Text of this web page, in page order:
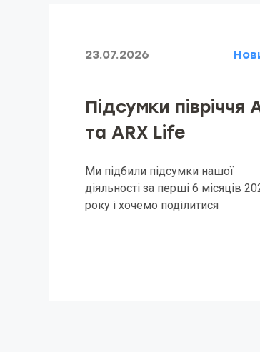
23.07.2026
Підсумки півріччя
та ARX Life
Ми підбили підсумки нашої
діяльності за перші 6 місяців
року і хочемо поділитися